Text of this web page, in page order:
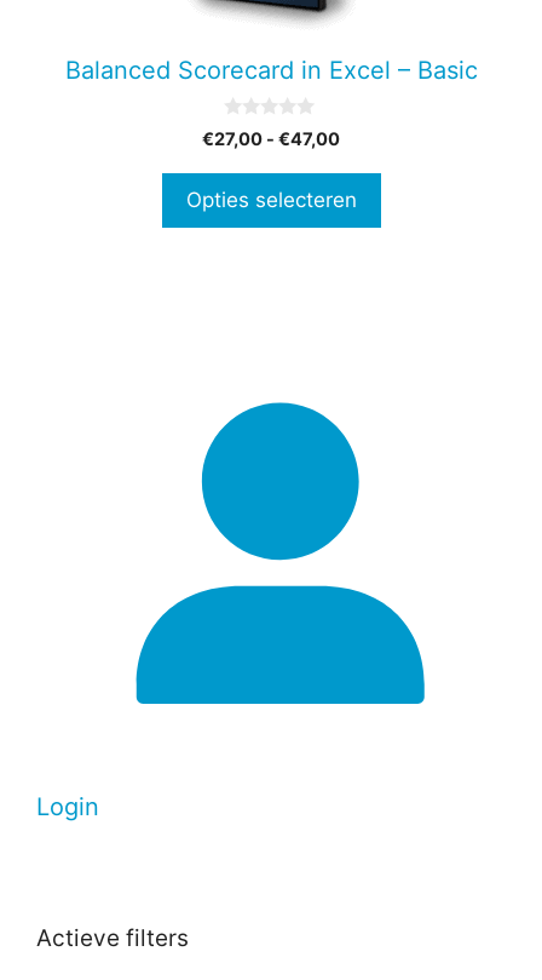
Balanced Scorecard in Excel – Basic
0
v
5
€27,00 - €47,00Prijsklasse:
€47,00
Opties selecteren
worden
productpagina
Login
Actieve filters